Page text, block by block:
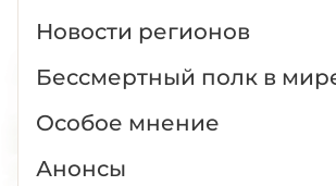
Новости регионов
Бессмертный полк в
Особое мнение
Анонсы